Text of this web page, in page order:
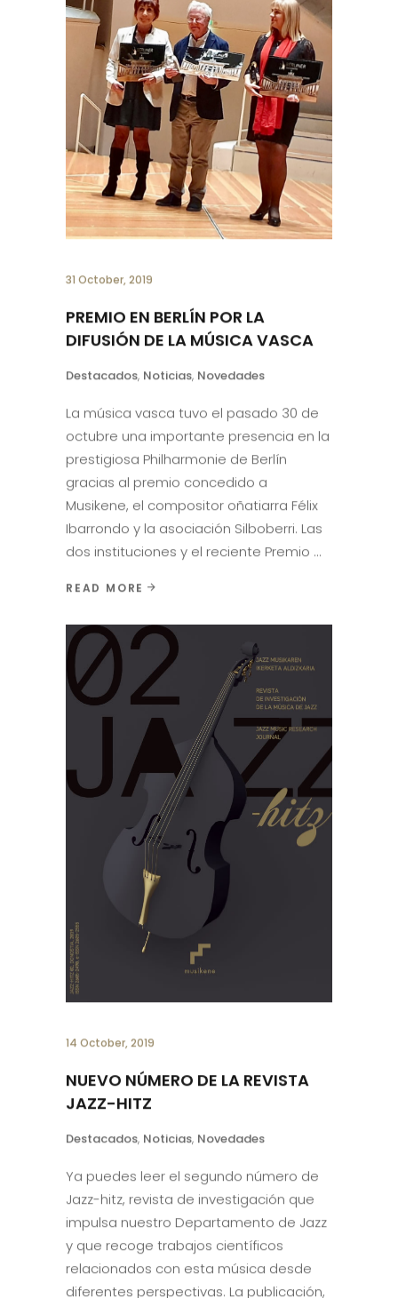
31 October, 2019
PREMIO EN BERLÍN POR LA
DIFUSIÓN DE LA MÚSICA VASCA
Destacados, Noticias, Novedades
La música vasca tuvo el pasado 30 de
octubre una importante presencia en la
prestigiosa Philharmonie de Berlín
gracias al premio concedido a
Musikene, el compositor oñatiarra Félix
Ibarrondo y la asociación Silboberri. Las
dos instituciones y el reciente Premio
READ MORE
14 October, 2019
NUEVO NÚMERO DE LA REVISTA
JAZZ-HITZ
Destacados, Noticias, Novedades
Ya puedes leer el segundo número de
Jazz-hitz, revista de investigación que
impulsa nuestro Departamento de Jazz
y que recoge trabajos científicos
relacionados con esta música desde
diferentes perspectivas. La publicación,